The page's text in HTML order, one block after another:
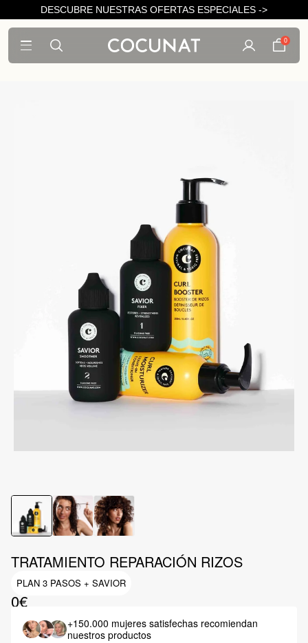
DESCUBRE NUESTRAS OFERTAS ESPECIALES ->
0
TRATAMIENTO REPARACIÓN RIZOS
PLAN 3 PASOS + SAVIOR
0€
+150.000 mujeres satisfechas recomiendan
nuestros productos